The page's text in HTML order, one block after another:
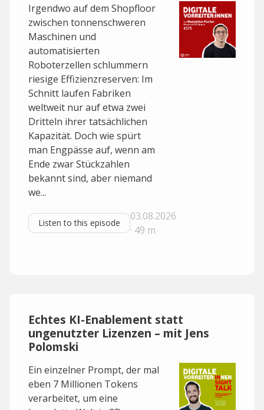
digitalevorreiter@podstars.de
Produziert von Podstars by OMR.
Irgendwo auf dem Shopfloor
zwischen tonnenschweren
Maschinen und
automatisierten
Roboterzellen schlummern
riesige Effizienzreserven: Im
Schnitt laufen Fabriken
weltweit nur auf etwa zwei
Dritteln ihrer tatsächlichen
Kapazität. Doch wie spürt
man Engpässe auf, wenn am
Ende zwar Stückzahlen
bekannt sind, aber niemand
we...
Listen to this episode
03.08.2026
· 49 m
Echtes KI-Enablement statt
ungenutzter Lizenzen – mit Jens
Polomski
Ein einzelner Prompt, der mal
eben 7 Millionen Tokens
verarbeitet, um eine